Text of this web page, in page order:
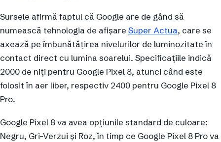
Sursele afirmă faptul că Google are de gând să
numească tehnologia de afișare Super Actua, care se
axează pe îmbunătățirea nivelurilor de luminozitate în
contact direct cu lumina soarelui. Specificațiile indică
2000 de niți pentru Google Pixel 8, atunci când este
folosit în aer liber, respectiv 2400 pentru Google Pixel 8
Pro.
Google Pixel 8 va avea opțiunile standard de culoare:
Negru, Gri-Verzui și Roz, în timp ce Google Pixel 8 Pro va